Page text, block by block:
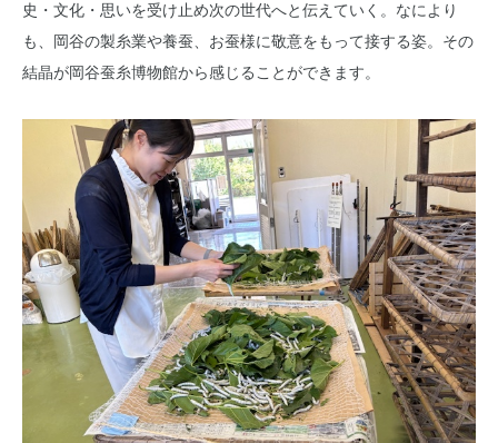
史・文化・思いを受け止め次の世代へと伝えていく。なにより
も、岡谷の製糸業や養蚕、お蚕様に敬意をもって接する姿。その
結晶が岡谷蚕糸博物館から感じることができます。